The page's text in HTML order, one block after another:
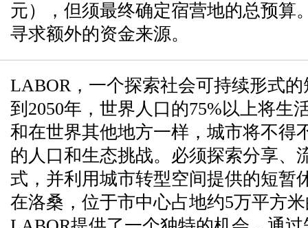
元），但须最终确定宿营地的总预算
寻求额外的资金来源。
LABOR，一个探索社会可持续形式
到2050年，世界人口的75%以上将生
和在世界其他地方一样，城市将不得
的人口和生态挑战。必须探索分享、
式，并利用城市转型空间提供的短暂
在洛桑，位于市中心占地约5万平方